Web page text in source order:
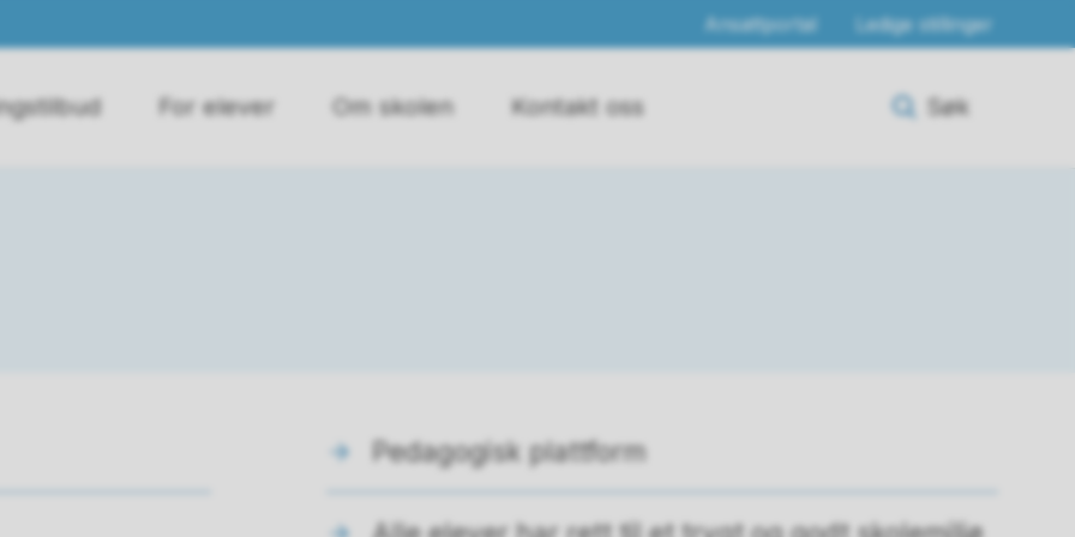
Ansattportal Ledige stillinger
For elever Om skolen Kontakt oss Søk
Pedagogisk plattform